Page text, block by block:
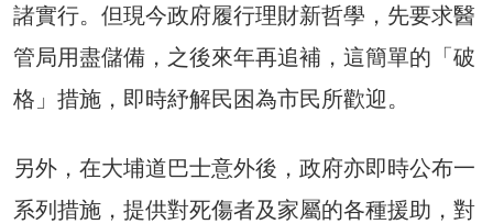
諸實行。但現今政府履行理財新哲學，先要求醫
管局用盡儲備，之後來年再追補，這簡單的「破
格」措施，即時紓解民困為市民所歡迎。
另外，在大埔道巴士意外後，政府亦即時公布一
系列措施，提供對死傷者及家屬的各種援助，對